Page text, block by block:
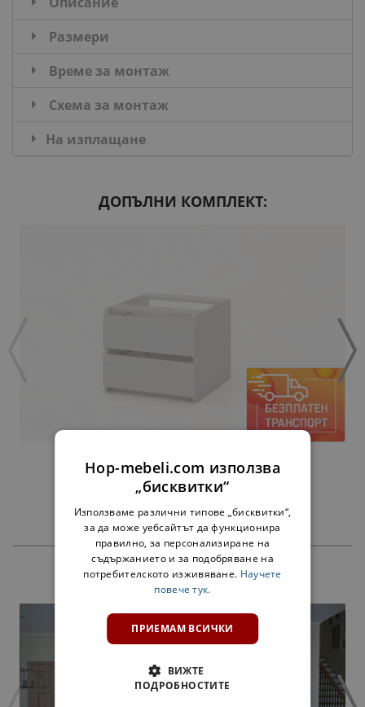
Размери
Време за монтаж
Схема за монтаж
На изплащане
ДОПЪЛНИ КОМПЛЕКТ:
ЧЕКМЕДЖЕТА АЛФА БЯЛО - ЗА 60 СМ
45,00 €
ПРОДУКТИ
Hop-mebeli.com използва
„бисквитки“
Използваме различни типове „бисквитки“,
за да може уебсайтът да функционира
правилно, за персонализиране на
съдържанието и за подобряване на
потребителското изживяване. Научете
повече тук.
ПРИЕМАМ ВСИЧКИ
ВИЖТЕ
ПОДРОБНОСТИТЕ